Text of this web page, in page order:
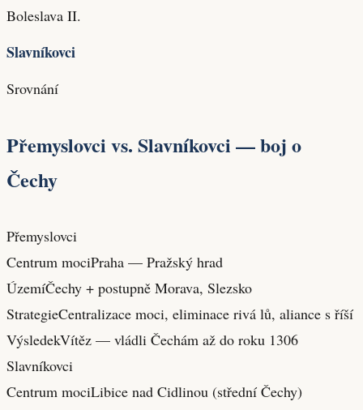
Boleslava II.
Slavníkovci
Srovnání
Přemyslovci vs. Slavníkovci — boj o
Čechy
Přemyslovci
Centrum mociPraha — Pražský hrad
ÚzemíČechy + postupně Morava, Slezsko
StrategieCentralizace moci, eliminace rivá lů, aliance s říší
VýsledekVítěz — vládli Čechám až do roku 1306
Slavníkovci
Centrum mociLibice nad Cidlinou (střední Čechy)